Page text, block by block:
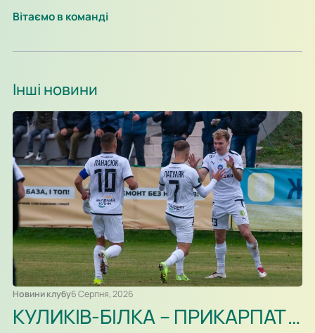
Вітаємо в команді
Інші новини
Новини клубу6 Серпня, 2026
КУЛИКІВ-БІЛКА – ПРИКАРПАТТЯ-БЛАГО. ПРЕВ’Ю, ВІДЕОТРАНСЛЯЦІЯ